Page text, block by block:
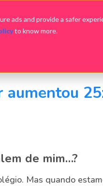
ads and provide a safer
to know more.
aumentou
de mim…?
Mas quando